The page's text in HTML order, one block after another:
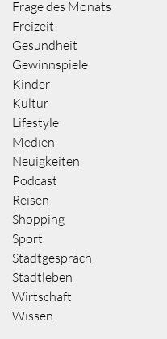
Frage des Monats
Freizeit
Gesundheit
Gewinnspiele
Kinder
Kultur
Lifestyle
Medien
Neuigkeiten
Podcast
Reisen
Shopping
Sport
Stadtgespräch
Stadtleben
Wirtschaft
Wissen